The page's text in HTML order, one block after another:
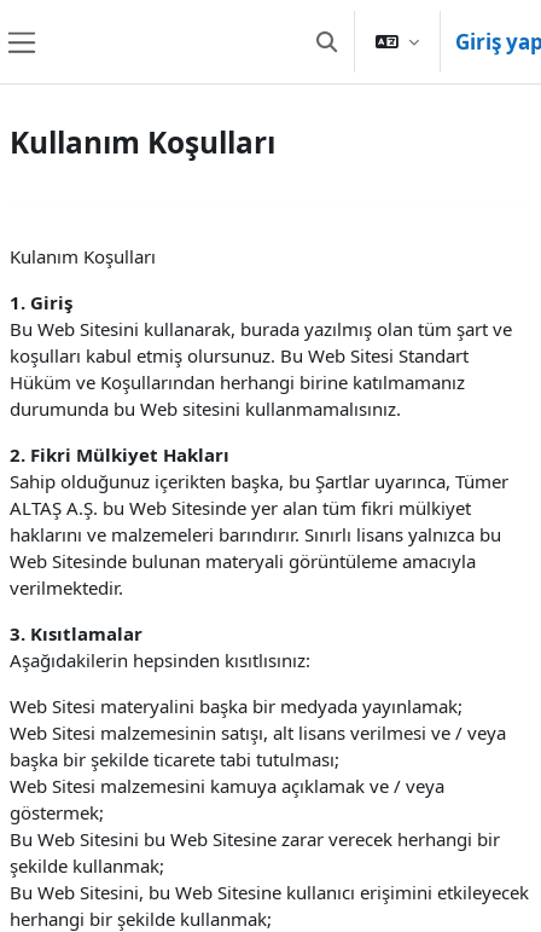
Arama girişini değiştir
Giriş
Kullanım Koşulları
Kulanım Koşulları
1. Giriş
Bu Web Sitesini kullanarak, burada yazılmış olan tüm şart ve
koşulları kabul etmiş olursunuz. Bu Web Sitesi Standart
Hüküm ve Koşullarından herhangi birine katılmamanız
durumunda bu Web sitesini kullanmamalısınız.
2. Fikri Mülkiyet Hakları
Sahip olduğunuz içerikten başka, bu Şartlar uyarınca, Tümer
ALTAŞ A.Ş. bu Web Sitesinde yer alan tüm fikri mülkiyet
haklarını ve malzemeleri barındırır. Sınırlı lisans yalnızca bu
Web Sitesinde bulunan materyali görüntüleme amacıyla
verilmektedir.
3. Kısıtlamalar
Aşağıdakilerin hepsinden kısıtlısınız:
Web Sitesi materyalini başka bir medyada yayınlamak;
Web Sitesi malzemesinin satışı, alt lisans verilmesi ve / veya
başka bir şekilde ticarete tabi tutulması;
Web Sitesi malzemesini kamuya açıklamak ve / veya
göstermek;
Bu Web Sitesini bu Web Sitesine zarar verecek herhangi bir
şekilde kullanmak;
Bu Web Sitesini, bu Web Sitesine kullanıcı erişimini etkileyecek
herhangi bir şekilde kullanmak;